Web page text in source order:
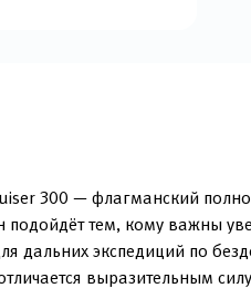
300 — флагманский
подойдёт тем, кому важны
дальних экспедиций по
выразительным